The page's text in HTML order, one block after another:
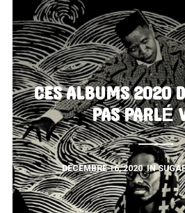
CES ALBUMS 2020
PAS PARLÉ
DÉCEMBRE 16, 2020 IN